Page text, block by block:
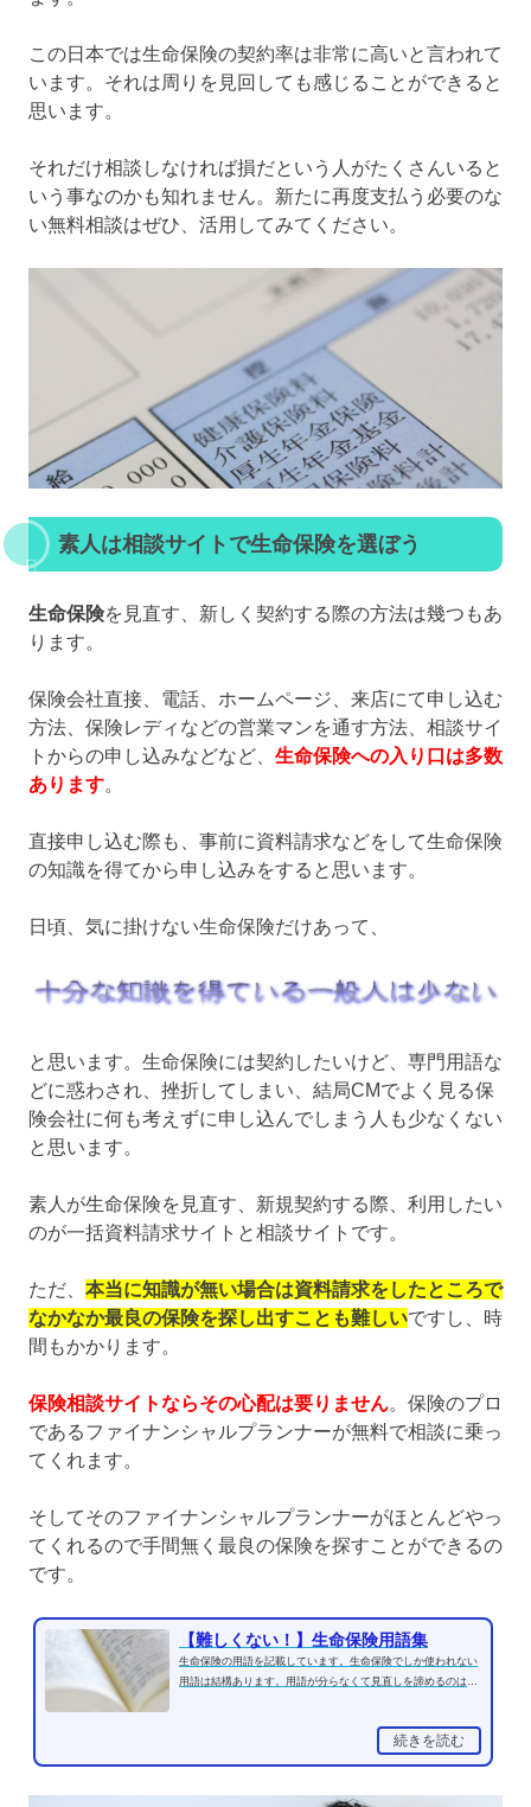
この日本では生命保険の契約率は非常に高いと言われて
います。それは周りを見回しても感じることができると
思います。
それだけ相談しなければ損だという人がたくさんいると
いう事なのかも知れません。新たに再度支払う必要のな
い無料相談はぜひ、活用してみてください。
素人は相談サイトで生命保険を選ぼう
生命保険を見直す、新しく契約する際の方法は幾つもあ
ります。
保険会社直接、電話、ホームページ、来店にて申し込む
方法、保険レディなどの営業マンを通す方法、相談サイ
トからの申し込みなどなど、 生命保険への入り口は多数
あります。
直接申し込む際も、事前に資料請求などをして生命保険
の知識を得てから申し込みをすると思います。
日頃、気に掛けない生命保険だけあって、
と思います。生命保険には契約したいけど、専門用語な
どに惑わされ、挫折してしまい、結局CMでよく見る保
険会社に何も考えずに申し込んでしまう人も少なくない
と思います。
素人が生命保険を見直す、新規契約する際、利用したい
のが一括資料請求サイトと相談サイトです。
ただ、 本当に知識が無い場合は資料請求をしたところで
なかなか最良の保険を探し出すことも難しいですし、時
間もかかります。
保険相談サイトならその心配は要りません。保険のプロ
であるファイナンシャルプランナーが無料で相談に乗っ
てくれます。
そしてそのファイナンシャルプランナーがほとんどやっ
てくれるので手間無く最良の保険を探すことができるの
です。
【難しくない！】生命保険用語集
生命保険の用語を記載しています。生命保険でしか使われない
用語は結構あります。用語が分らなくて見直しを諦めるのは本
続きを読む